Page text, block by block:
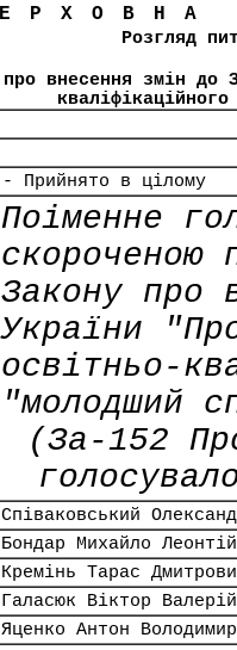
Розгляд
про внесення змін
- Прийнято в цілому
Поіменне
скороченою
Закону про
України
освітньо-
"молодший
(За-152
Співаковський
Бондар Михайло
Кремінь Тарас
Галасюк Віктор
Яценко Антон